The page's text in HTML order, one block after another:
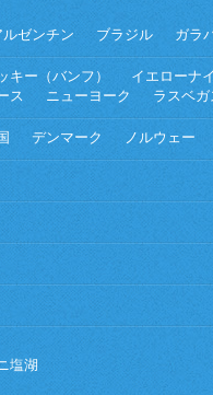
ルゼンチン ブラジル ガラ
キー（バンフ） イエローナ
ス ニューヨーク ラスベガ
デンマーク ノルウェー
塩湖